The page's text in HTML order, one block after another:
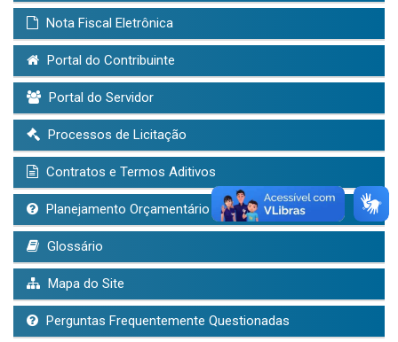
Nota Fiscal Eletrônica
Portal do Contribuinte
Portal do Servidor
Processos de Licitação
Contratos e Termos Aditivos
Planejamento Orçamentário (LDO, LOA, PPA)
Glossário
Mapa do Site
Perguntas Frequentemente Questionadas